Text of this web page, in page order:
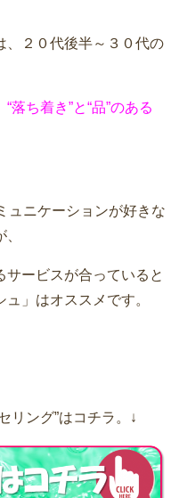
、２０代後半～３０代の
落ち着き”と“品”のある
ュニケーションが好きな
サービスが合っていると
」はオススメです。
リング”はコチラ。↓